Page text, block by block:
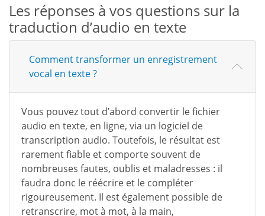
Les réponses à vos questions sur la
traduction d’audio en texte
Comment transformer un enregistrement
vocal en texte ?
Vous pouvez tout d’abord convertir le fichier
audio en texte, en ligne, via un logiciel de
transcription audio. Toutefois, le résultat est
rarement fiable et comporte souvent de
nombreuses fautes, oublis et maladresses : il
faudra donc le réécrire et le compléter
rigoureusement. Il est également possible de
retranscrire, mot à mot, à la main,